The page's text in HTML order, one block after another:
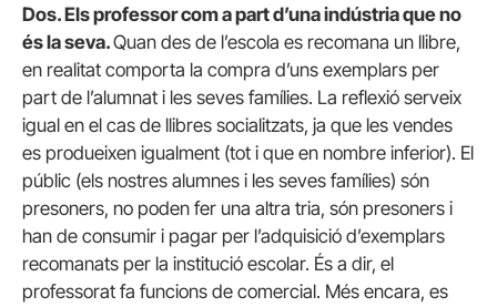
Dos. Els professor com a part d’una indústria que no
és la seva.Quan des de l’escola es recomana un llibre,
en realitat comporta la compra d’uns exemplars per
part de l’alumnat i les seves famílies. La reflexió serveix
igual en el cas de llibres socialitzats, ja que les vendes
es produeixen igualment (tot i que en nombre inferior). El
públic (els nostres alumnes i les seves famílies) són
presoners, no poden fer una altra tria, són presoners i
han de consumir i pagar per l’adquisició d’exemplars
recomanats per la institució escolar. És a dir, el
professorat fa funcions de comercial. Més encara, es